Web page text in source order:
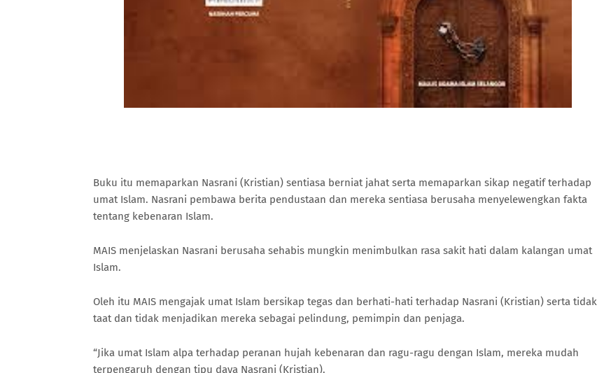
Buku itu memaparkan Nasrani (Kristian) sentiasa berniat jahat serta memaparkan sikap negatif terhadap
umat Islam. Nasrani pembawa berita pendustaan dan mereka sentiasa berusaha menyelewengkan fakta
tentang kebenaran Islam.
MAIS menjelaskan Nasrani berusaha sehabis mungkin menimbulkan rasa sakit hati dalam kalangan umat
Islam.
Oleh itu MAIS mengajak umat Islam bersikap tegas dan berhati-hati terhadap Nasrani (Kristian) serta tidak
taat dan tidak menjadikan mereka sebagai pelindung, pemimpin dan penjaga.
“Jika umat Islam alpa terhadap peranan hujah kebenaran dan ragu-ragu dengan Islam, mereka mudah
terpengaruh dengan tipu daya Nasrani (Kristian).